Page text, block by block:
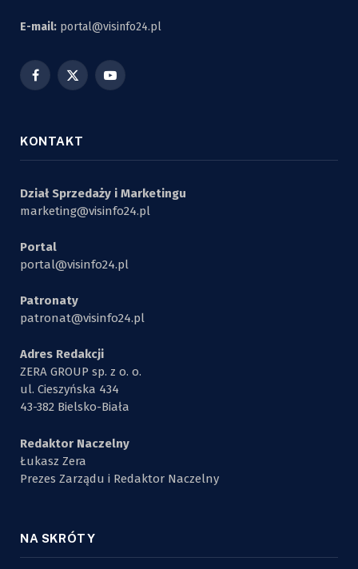
E-mail: portal@visinfo24.pl
Facebook
X
YouTube
KONTAKT
Dział Sprzedaży i Marketingu
marketing@visinfo24.pl
Portal
portal@visinfo24.pl
Patronaty
patronat@visinfo24.pl
Adres Redakcji
ZERA GROUP sp. z o. o.
ul. Cieszyńska 434
43-382 Bielsko-Biała
Redaktor Naczelny
Łukasz Zera
Prezes Zarządu i Redaktor Naczelny
NA SKRÓTY